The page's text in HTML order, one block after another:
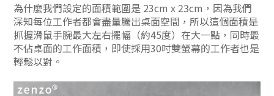
為什麼我們設定的面積範圍是 23cm x 23cm，因為我們
深知每位工作者都會盡量騰出桌面空間，所以這個面積是
抓握滑鼠手腕最大左右擺幅（約45度）在大一點，同時最
不佔桌面的工作面積，即使採用30吋雙螢幕的工作者也是
輕鬆以對。